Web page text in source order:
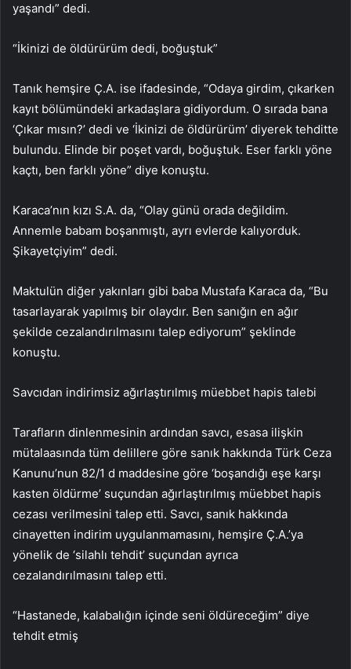
yaşandı” dedi.
“İkinizi de öldürürüm dedi, boğuştuk”
Tanık hemşire Ç.A. ise ifadesinde, “Odaya girdim, çıkarken
kayıt bölümündeki arkadaşlara gidiyordum. O sırada bana
‘Çıkar mısın?’ dedi ve ‘İkinizi de öldürürüm’ diyerek tehditte
bulundu. Elinde bir poşet vardı, boğuştuk. Eser farklı yöne
kaçtı, ben farklı yöne” diye konuştu.
Karaca’nın kızı S.A. da, “Olay günü orada değildim.
Annemle babam boşanmıştı, ayrı evlerde kalıyorduk.
Şikayetçiyim” dedi.
Maktulün diğer yakınları gibi baba Mustafa Karaca da, “Bu
tasarlayarak yapılmış bir olaydır. Ben sanığın en ağır
şekilde cezalandırılmasını talep ediyorum” şeklinde
konuştu.
Savcıdan indirimsiz ağırlaştırılmış müebbet hapis talebi
Tarafların dinlenmesinin ardından savcı, esasa ilişkin
mütalaasında tüm delillere göre sanık hakkında Türk Ceza
Kanunu’nun 82/1 d maddesine göre ‘boşandığı eşe karşı
kasten öldürme’ suçundan ağırlaştırılmış müebbet hapis
cezası verilmesini talep etti. Savcı, sanık hakkında
cinayetten indirim uygulanmamasını, hemşire Ç.A.’ya
yönelik de ‘silahlı tehdit’ suçundan ayrıca
cezalandırılmasını talep etti.
“Hastanede, kalabalığın içinde seni öldüreceğim” diye
tehdit etmiş